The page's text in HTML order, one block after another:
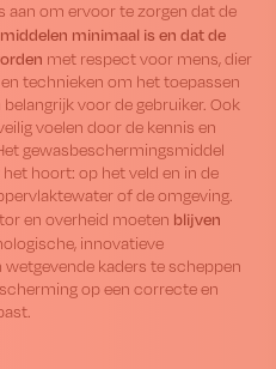
aan om ervoor te zorgen dat de
minimaal is en dat de
met respect voor mens, dier
technieken om het toepassen
voor de gebruiker. Ook
voelen door de kennis en
gewasbeschermingsmiddel
hoort: op het veld en in de
of de omgeving.
en overheid moeten blijven
innovatieve
kaders te scheppen
op een correcte en